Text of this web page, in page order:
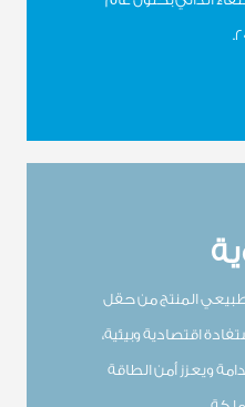
المنتج من حقل
اقتصادية وبيئية،
ويعزز أمن الطاقة